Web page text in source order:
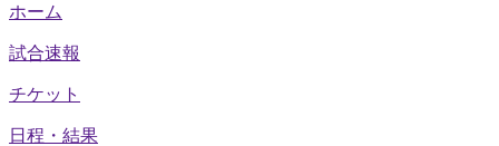
ホーム
試合速報
チケット
日程・結果